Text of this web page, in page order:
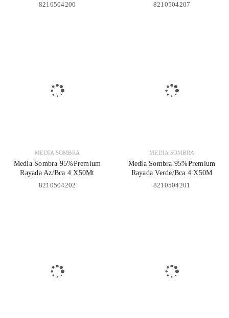
8210504200
8210504207
MEDIA SOMBRA
Media Sombra 95%Premium
Rayada Az/Bca 4 X50Mt
8210504202
MEDIA SOMBRA
Media Sombra 95%Premium
Rayada Verde/Bca 4 X50M
8210504201